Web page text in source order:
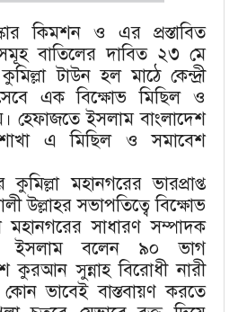
কিমশন ও এর প্রস্তাবিত
বাতিলের দাবিত ২৩ মে
টাউন হল মাঠে কেন্দ্রী
এক বিক্ষোভ মিছিল ও
হেফাজতে ইসলাম বাংলাদেশ
শাখা এ মিছিল ও সমাবেশ
মহানগরের ভারপ্রাপ্ত
উল্লাহর সভাপতিত্বে বিক্ষোভ
সাধারণ সম্পাদক
ইসলাম বলেন ৯০ ভাগ
সুন্নাহ বিরোধী নারী
ভাবেই বাস্তবায়ণ করতে